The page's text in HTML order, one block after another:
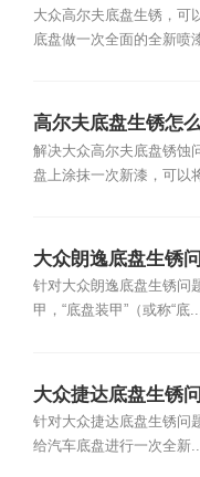
大众高尔夫底盘生锈，可
底盘做一次全面的全新喷
高尔夫底盘生锈怎
解决大众高尔夫底盘锈蚀
盘上涂抹一次新漆，可以
大众朗逸底盘生锈
锈怎么处理
针对大众朗逸底盘生锈问
甲，“底盘装甲”（或称“底
大众捷达底盘生锈
锈怎么处理
针对大众捷达底盘生锈问
给汽车底盘进行一次全新